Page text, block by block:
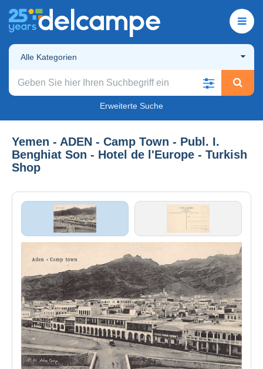
Alle Kategorien
Erweiterte Suche
Yemen - ADEN - Camp Town - Publ. I.
Benghiat Son - Hotel de l'Europe - Turkish
Shop